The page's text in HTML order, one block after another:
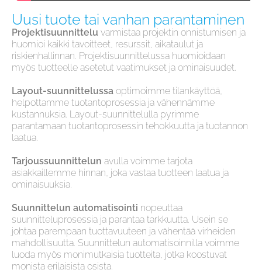
Uusi tuote tai vanhan parantaminen
Projektisuunnittelu varmistaa projektin onnistumisen ja
huomioi kaikki tavoitteet, resurssit, aikataulut ja
riskienhallinnan. Projektisuunnittelussa huomioidaan
myös tuotteelle asetetut vaatimukset ja ominaisuudet.
Layout-suunnittelussa optimoimme tilankäyttöä,
helpottamme tuotantoprosessia ja vähennämme
kustannuksia. Layout-suunnittelulla pyrimme
parantamaan tuotantoprosessin tehokkuutta ja tuotannon
laatua.
Tarjoussuunnittelun avulla voimme tarjota
asiakkaillemme hinnan, joka vastaa tuotteen laatua ja
ominaisuuksia.
Suunnittelun automatisointi nopeuttaa
suunnitteluprosessia ja parantaa tarkkuutta. Usein se
johtaa parempaan tuottavuuteen ja vähentää virheiden
mahdollisuutta. Suunnittelun automatisoinnilla voimme
luoda myös monimutkaisia tuotteita, jotka koostuvat
monista erilaisista osista.